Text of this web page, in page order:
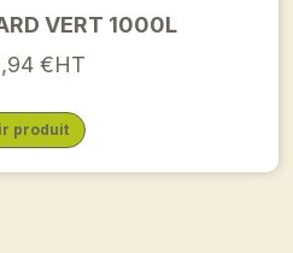
VERT 1000L
€HT
produit